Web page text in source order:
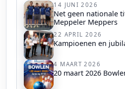
14 JUNI 2026
Net geen nationale
Meppeler Meppers
22 APRIL 2026
Kampioenen en
4 MAART 2026
20 maart 2026